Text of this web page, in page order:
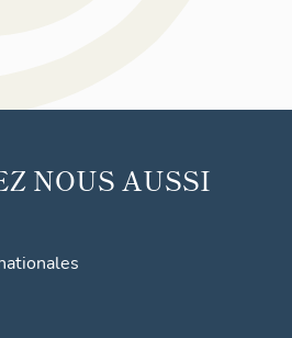
NOUS AUSSI